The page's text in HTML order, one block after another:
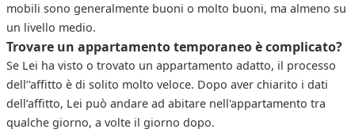
mobili sono generalmente buoni o molto buoni, ma almeno su
un livello medio.
Trovare un appartamento temporaneo è complicato?
Se Lei ha visto o trovato un appartamento adatto, il processo
dell’'affitto è di solito molto veloce. Dopo aver chiarito i dati
dell’affitto, Lei può andare ad abitare nell'appartamento tra
qualche giorno, a volte il giorno dopo.